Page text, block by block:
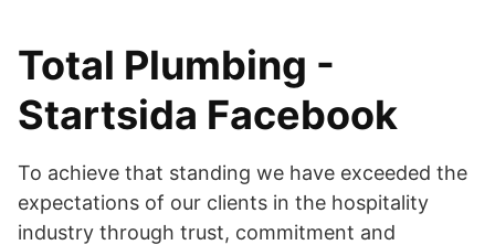
Total Plumbing -
Startsida Facebook
To achieve that standing we have exceeded the
expectations of our clients in the hospitality
industry through trust, commitment and